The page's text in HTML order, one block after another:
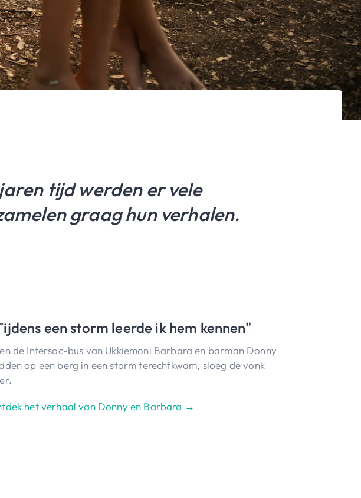
tijd werden er vele
graag hun verhalen.
een storm leerde ik hem kennen"
de Intersoc-bus van Ukkiemoni Barbara en barman Donny
op een berg in een storm terechtkwam, sloeg de vonk
het verhaal van Donny en Barbara →